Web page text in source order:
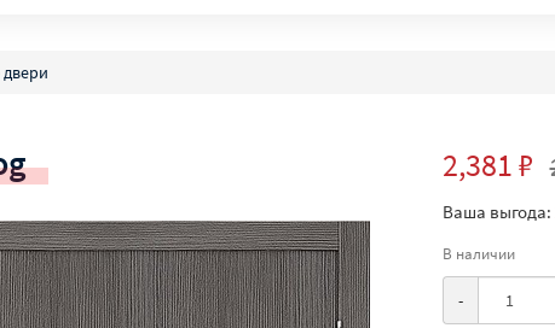
2,381 ₽
Ваша выгода:
В наличии
-